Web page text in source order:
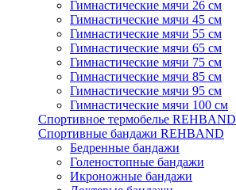
Гимнастические мячи 26 см
Гимнастические мячи 45 см
Гимнастические мячи 55 см
Гимнастические мячи 65 см
Гимнастические мячи 75 см
Гимнастические мячи 85 см
Гимнастические мячи 95 см
Гимнастические мячи 100 см
Спортивное термобелье REHBAND
Спортивные бандажи REHBAND
Бедренные бандажи
Голеностопные бандажи
Икроножные бандажи